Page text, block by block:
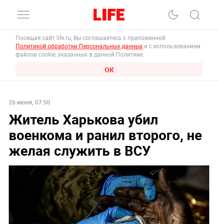
Посещая сайт life.ru, Вы соглашаетесь с приложенной
Политикой обработки Персональных данных и с использованием
файлов cookie, указанных в данной Политике.
ОК
26 июня, 07:50
Житель Харькова убил
военкома и ранил второго, не
желая служить в ВСУ